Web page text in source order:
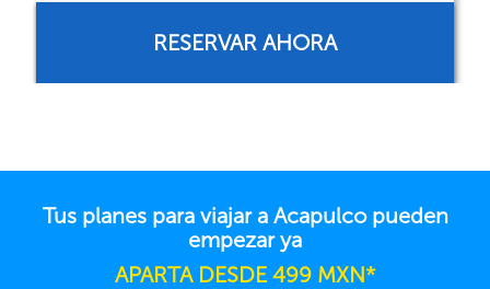
RESERVAR AHORA
Tus planes para viajar a Acapulco pueden
empezar ya
APARTA DESDE 499 MXN*